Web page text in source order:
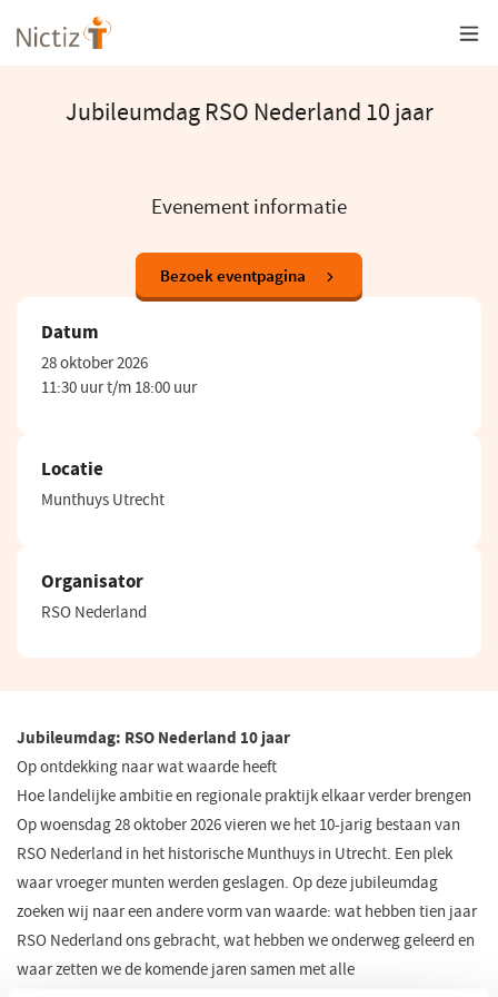
Overslaan
en
Jubileumdag RSO Nederland 10 jaar
Evenement informatie
Bezoek eventpagina
in
Datum
28 oktober 2026
11:30 uur t/m 18:00 uur
Locatie
Munthuys Utrecht
Organisator
RSO Nederland
Jubileumdag: RSO Nederland 10 jaar
Op ontdekking naar wat waarde heeft
Hoe landelijke ambitie en regionale praktijk elkaar verder brengen
Op woensdag 28 oktober 2026 vieren we het 10-jarig bestaan van
RSO Nederland in het historische Munthuys in Utrecht. Een plek
waar vroeger munten werden geslagen. Op deze jubileumdag
zoeken wij naar een andere vorm van waarde: wat hebben tien jaar
RSO Nederland ons gebracht, wat hebben we onderweg geleerd en
waar zetten we de komende jaren samen met alle